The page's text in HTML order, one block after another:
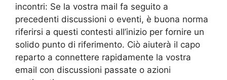
incontri: Se la vostra mail fa seguito a
precedenti discussioni o eventi, è buona norma
riferirsi a questi contesti all’inizio per fornire un
solido punto di riferimento. Ciò aiuterà il capo
reparto a connettere rapidamente la vostra
email con discussioni passate o azioni